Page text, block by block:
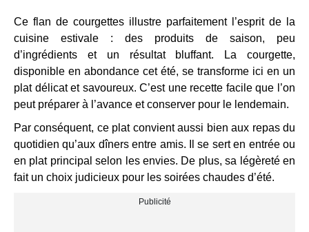
Ce flan de courgettes illustre parfaitement l’esprit de la
cuisine estivale : des produits de saison, peu
d’ingrédients et un résultat bluffant. La courgette,
disponible en abondance cet été, se transforme ici en un
plat délicat et savoureux. C’est une recette facile que l’on
peut préparer à l’avance et conserver pour le lendemain.
Par conséquent, ce plat convient aussi bien aux repas du
quotidien qu’aux dîners entre amis. Il se sert en entrée ou
en plat principal selon les envies. De plus, sa légèreté en
fait un choix judicieux pour les soirées chaudes d’été.